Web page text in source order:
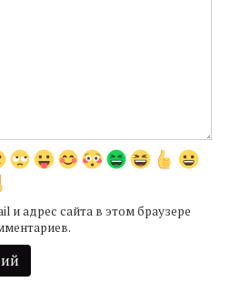
и адрес сайта в этом браузере